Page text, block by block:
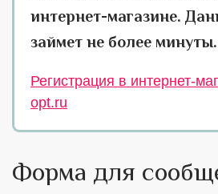
интернет-магазине.
займет не более минуты.
Регистрация в интернет-
opt.ru
Форма для